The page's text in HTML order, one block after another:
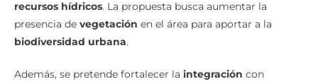
presencia devegetaciónen el área para aportar a la
biodiversidad urbana.
equipamientos privados cercanos, comohoteles y